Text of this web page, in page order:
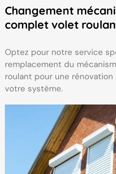
Changement
complet volet
Optez pour notre service
remplacement du
roulant pour une
votre système.